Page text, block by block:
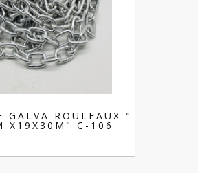
GALVA ROULEAUX "
X19X30M" C-106